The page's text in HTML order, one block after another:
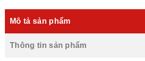
Mô tả sản phẩm
Thông tin sản phẩm